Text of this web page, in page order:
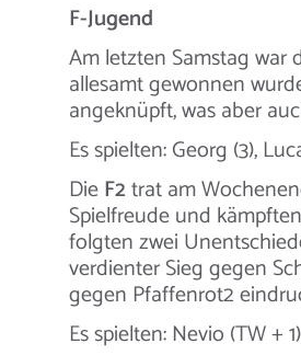
F-Jugend
Am letzten Samstag war
allesamt gewonnen
angeknüpft, was aber
Es spielten: Georg (3),
DieF2trat am
Spielfreude und
folgten zwei
verdienter Sieg gegen
gegen Pfaffenrot2
Es spielten: Nevio (TW +